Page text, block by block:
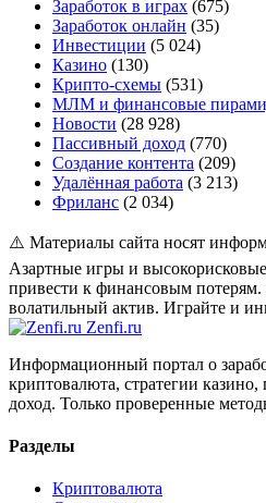
Заработок в играх (675)
Заработок онлайн (35)
Инвестиции (5 024)
Казино (130)
Крипто-схемы (531)
МЛМ и финансовые
Новости (28 928)
Пассивный доход (770)
Создание контента (209)
Удалённая работа (3 213)
Фриланс (2 034)
⚠️ Материалы сайта носят
Азартные игры и
привести к финансовым
волатильный актив. Играйте и
Zenfi.ru
Информационный портал о
криптовалюта, стратегии
доход. Только проверенные
Разделы
Криптовалюта